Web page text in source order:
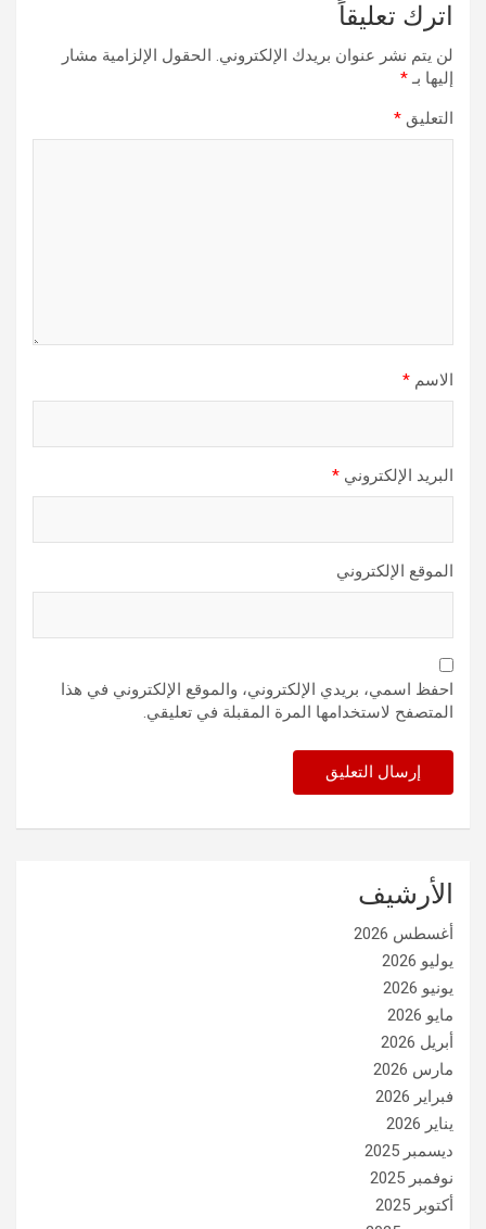
اترك تعليقاً
لن يتم نشر عنوان بريدك الإلكتروني. الحقول الإلزامية مشار
إليها بـ*
التعليق *
الاسم *
البريد الإلكتروني *
الموقع الإلكتروني
احفظ اسمي، بريدي الإلكتروني، والموقع الإلكتروني في هذا
المتصفح لاستخدامها المرة المقبلة في تعليقي.
الأرشيف
أغسطس 2026
يوليو 2026
يونيو 2026
مايو 2026
أبريل 2026
مارس 2026
فبراير 2026
يناير 2026
ديسمبر 2025
نوفمبر 2025
أكتوبر 2025